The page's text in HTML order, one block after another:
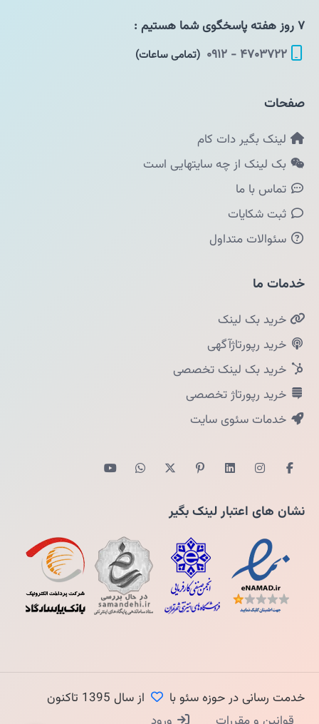
۷ روز هفته پاسخگوی شما هستیم :
۴۷۰۳۷۲۲ - ۰۹۱۲
(تمامی ساعات)
صفحات
لینک بگیر دات کام
بک لینک از چه سایتهایی است
تماس با ما
ثبت شکایات
سئوالات متداول
خدمات ما
خرید بک لینک
خرید رپورتاژآگهی
خرید بک لینک تخصصی
خرید رپورتاژ تخصصی
خدمات سئوی سایت
نشان های اعتبار لینک بگیر
خدمت رسانی در حوزه سئو با
از سال 1395 تاکنون